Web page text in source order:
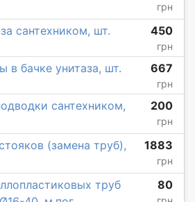
грн
сантехником, шт. 450
грн
в бачке унитаза, шт. 667
грн
сантехником,
200
грн
(замена труб),
1883
грн
труб
80